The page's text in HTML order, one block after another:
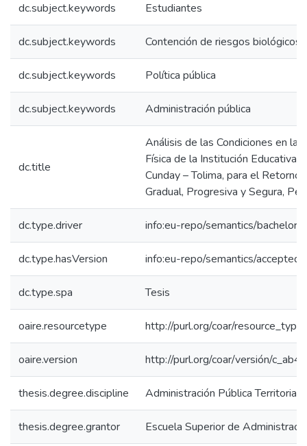
dc.subject.keywords Estudiantes
dc.subject.keywords Contención de riesgos biológicos
dc.subject.keywords Política pública
dc.subject.keywords Administración pública
dc.title
Análisis de las Condiciones en
Física de la Institución Educativa
Cunday – Tolima, para el
Gradual, Progresiva y Segura,
dc.type.driver info:eu-repo/semantics/
dc.type.hasVersion info:eu-repo/semantics/
dc.type.spa Tesis
oaire.resourcetype http://purl.org/coar/
oaire.version http://purl.org/coar/versión/
thesis.degree.discipline Administración Pública Territorial
thesis.degree.grantor Escuela Superior de